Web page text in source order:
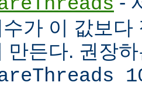
가 이 값보다
만든다. 권장